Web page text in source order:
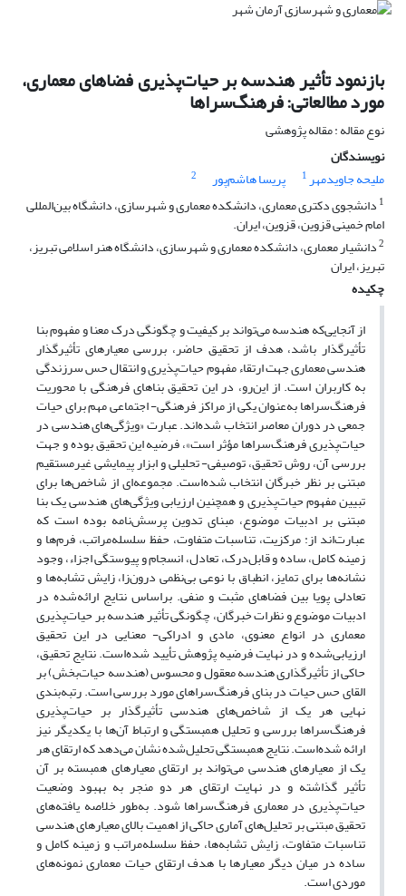
بازنمود تأثیر هندسه بر حیات‌پذیری فضاهای معماری،
مورد مطالعاتی: فرهنگ‌سراها
نوع مقاله : مقاله پژوهشی
نویسندگان
ملیحه جاویدمهر1 پریسا هاشم‌پور
2
1 دانشجوی دکتری معماری، دانشکده معماری و شهرسازی، دانشگاه بین‌المللی
امام خمینی قزوین، قزوین، ایران.
2دانشیار معماری، دانشکده معماری و شهرسازی، دانشگاه هنر اسلامی تبریز،
تبریز، ایران
چکیده
از آنجایی‌که هندسه می‌تواند بر کیفیت و چگونگی درک معنا و مفهوم بنا
تأثیرگذار باشد، هدف از تحقیق حاضر، بررسی معیارهای تأثیرگذار
هندسی معماری جهت ارتقاء مفهوم حیات‌پذیری و انتقال حس سرزندگی
به کاربران است. از این‌رو، در این تحقیق بناهای فرهنگی با محوریت
فرهنگ‌سراها به‌عنوان یکی از مراکز فرهنگی- اجتماعی مهم برای حیات
جمعی در دوران معاصر انتخاب ‌شده‌اند. عبارت «ویژگی‌های هندسی در
حیات‌پذیری فرهنگ‌سراها مؤثر است»، فرضیه این تحقیق بوده و جهت
بررسی آن، روش تحقیق، توصیفی- تحلیلی و ابزار پیمایشی غیرمستقیم
مبتنی بر نظر خبرگان انتخاب شده‌است. مجموعه‌ای از شاخص‌ها برای
تبیین مفهوم حیات‌پذیری و همچنین ارزیابی ویژگی‌های هندسی یک بنا
مبتنی بر ادبیات موضوع، مبنای تدوین پرسش‌نامه‌ بوده است که
عبارت‌اند از: مرکزیت، تناسبات متفاوت، حفظ سلسله‌مراتب، فرم‌ها و
زمینه‌ کامل، ساده و قابل‌درک، تعادل، انسجام و پیوستگی اجزاء، وجود
نشانه‌ها برای تمایز، انطباق با نوعی بی‌نظمی درون‌زا، زایش تشابه‌ها و
تعادلی پویا بین فضاهای مثبت و منفی. براساس نتایج ارائه‌شده در
ادبیات موضوع و نظرات خبرگان، چگونگی تأثیر هندسه بر حیات‌پذیری
معماری در انواع معنوی، مادی و ادراکی- معنایی در این تحقیق
ارزیابی‌شده و در نهایت فرضیه پژوهش تأیید شده‌است. نتایج تحقیق،
حاکی از تأثیرگذاری هندسه معقول و محسوس (هندسه حیات‌بخش) بر
القای حس حیات در بنای فرهنگ‌سراهای مورد بررسی است. رتبه‌بندی
نهایی هر یک از شاخص‌های هندسی تأثیرگذار بر حیات‌پذیری
فرهنگ‌سراها بررسی و تحلیل همبستگی و ارتباط آن‌ها با یکدیگر نیز
ارائه شده‌است. نتایج همبستگی تحلیل‌شده نشان می‌دهد که ارتقای هر
یک از معیارهای هندسی می‌تواند بر ارتقای معیارهای همبسته بر آن
تأثیر گذاشته و در نهایت ارتقای هر دو منجر ‌به بهبود وضعیت
حیات‌پذیری در معماری فرهنگ‌سراها شود. به‌طور خلاصه یافته‌های
تحقیق مبتنی بر تحلیل‌های آماری حاکی از اهمیت بالای معیارهای هندسی
تناسبات متفاوت، زایش تشابه‌ها، حفظ سلسله‌مراتب و زمینه کامل و
ساده در میان دیگر معیارها با هدف ارتقای حیات معماری نمونه‌های
موردی است.